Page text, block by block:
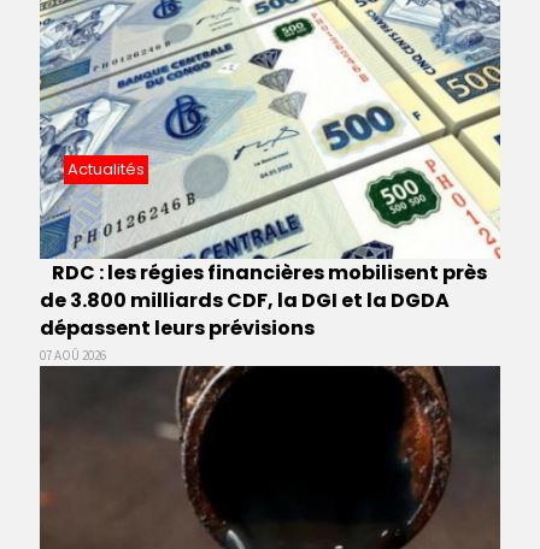
Actualités
RDC : les régies financières mobilisent près
de 3.800 milliards CDF, la DGI et la DGDA
dépassent leurs prévisions
07 AOÛ 2026